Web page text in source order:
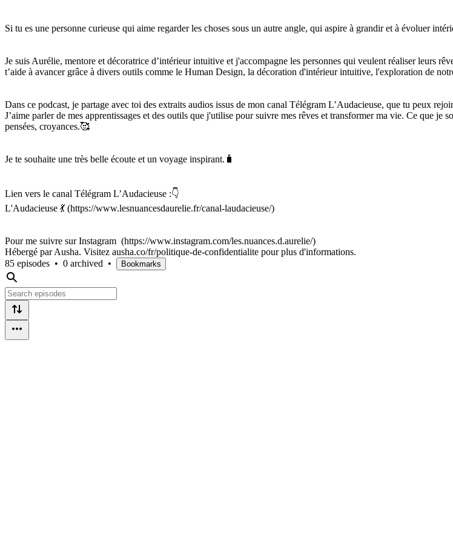
Si tu es une personne curieuse qui aime regarder les choses sous un autre angle, qui aspire à grandir et à évoluer
Je suis Aurélie, mentore et décoratrice d’intérieur intuitive et j'accompagne les personnes qui veulent réaliser leurs
t’aide à avancer grâce à divers outils comme le Human Design, la décoration d'intérieur intuitive, l'exploration de
Dans ce podcast, je partage avec toi des extraits audios issus de mon canal Télégram L’Audacieuse, que tu peux
J’aime parler de mes apprentissages et des outils que j'utilise pour suivre mes rêves et transformer ma vie. Ce que je
pensées, croyances.🥰
Je te souhaite une très belle écoute et un voyage inspirant.🧳
Lien vers le canal Télégram L’Audacieuse :👇
L'Audacieuse 💃 (https://www.lesnuancesdaurelie.fr/canal-laudacieuse/)
Pour me suivre sur Instagram (https://www.instagram.com/les.nuances.d.aurelie/)
Hébergé par Ausha. Visitez ausha.co/fr/politique-de-confidentialite pour plus d'informations.
85 episodes • 0 archived • Bookmarks